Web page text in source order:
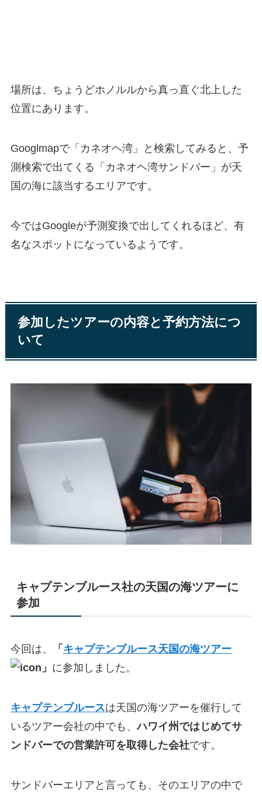
場所は、ちょうどホノルルから真っ直ぐ北上した
位置にあります。
Googlmapで「カネオヘ湾」と検索してみると、予
測検索で出てくる「カネオヘ湾サンドバー」が天
国の海に該当するエリアです。
今ではGoogleが予測変換で出してくれるほど、有
名なスポットになっているようです。
参加したツアーの内容と予約方法につ
いて
キャプテンブルース社の天国の海ツアーに
参加
今回は、 「 キャプテンブルース天国の海ツアー
」 に参加しました。
キャプテンブルースは天国の海ツアーを催行して
いるツアー会社の中でも、ハワイ州ではじめてサ
ンドバーでの営業許可を取得した会社です。
サンドバーエリアと言っても、そのエリアの中で